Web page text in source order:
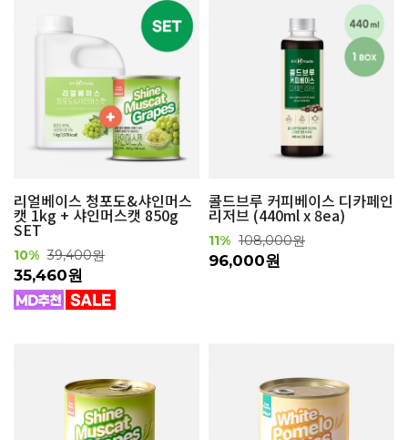
리얼베이스 청포도&샤인머스
캣 1kg + 샤인머스캣 850g
SET
10% 39,400원
35,460원
콜드브루 커피베이스 디카페인
리저브 (440ml x 8ea)
11% 108,000원
96,000원